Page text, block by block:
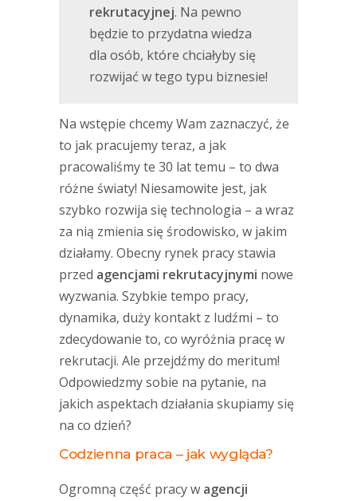
rekrutacyjnej. Na pewno
będzie to przydatna wiedza
dla osób, które chciałyby się
rozwijać w tego typu biznesie!
Na wstępie chcemy Wam zaznaczyć, że
to jak pracujemy teraz, a jak
pracowaliśmy te 30 lat temu – to dwa
różne światy! Niesamowite jest, jak
szybko rozwija się technologia – a wraz
za nią zmienia się środowisko, w jakim
działamy. Obecny rynek pracy stawia
przed agencjami rekrutacyjnymi nowe
wyzwania. Szybkie tempo pracy,
dynamika, duży kontakt z ludźmi – to
zdecydowanie to, co wyróżnia pracę w
rekrutacji. Ale przejdźmy do meritum!
Odpowiedzmy sobie na pytanie, na
jakich aspektach działania skupiamy się
na co dzień?
Codzienna praca – jak wygląda?
Ogromną część pracy w agencji